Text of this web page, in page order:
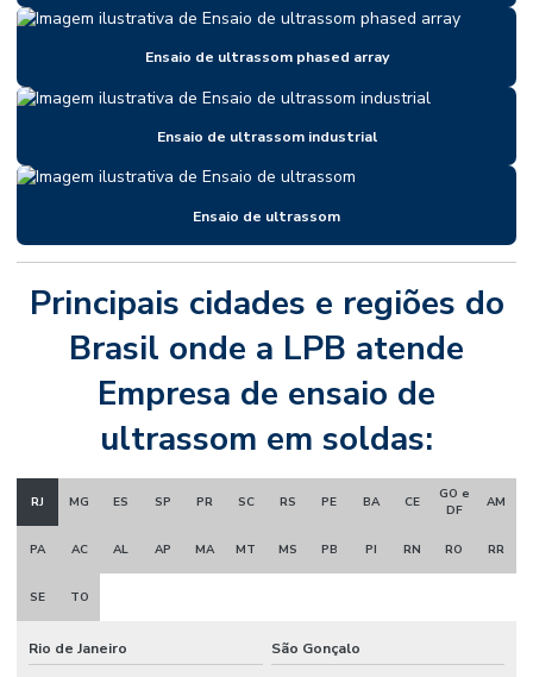
Ensaio de ultrassom phased array
Ensaio de ultrassom industrial
Ensaio de ultrassom
Principais cidades e regiões do
Brasil onde a LPB atende
Empresa de ensaio de
ultrassom em soldas:
RJ MG ES SP PR SC RS PE BA CE
GO e
DF
AM
PA AC AL AP MA MT MS PB PI RN RO RR
SE TO
Rio de Janeiro São Gonçalo